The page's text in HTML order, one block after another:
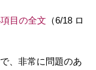
目の全文 （6/18 ロ
、非常に問題のあ